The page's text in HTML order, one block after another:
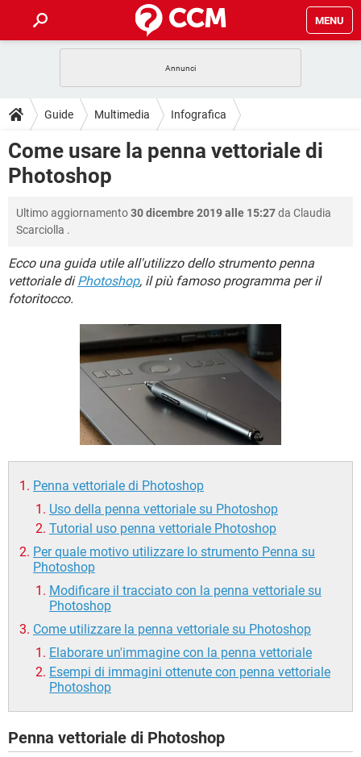
MENU
INTRATTENIMENTO ANDROID
iOS WINDOWS 10
INSTAGRAM
HARDWARE
GUIDE
COVID-19
INTRATTENIMENTO ANDROID
INSTAGRAM WHATSAPP
HARDWARE
DOWNLOAD
COVID-19
iOS
INSTAGRAM WHATSAPP
TIKTOK FACEBOOK
FORUM
COVID-19 GAMING
iOS WINDOWS 10
INSTAGRAM
FACEBOOK
GLOSSARIO
COVID-19 GAMING
INTRATTENIMENTO ANDROID
WHATSAPP
FACEBOOK
Guide Multimedia Infografica
Come usare la penna vettoriale di
Photoshop
Ultimo aggiornamento30 dicembre 2019 alle 15:27da Claudia
Scarciolla .
Ecco una guida utile all'utilizzo dello strumento penna
vettoriale diPhotoshop, il più famoso programma per il
fotoritocco.
Penna vettoriale di Photoshop
Uso della penna vettoriale su Photoshop
Tutorial uso penna vettoriale Photoshop
Per quale motivo utilizzare lo strumento Penna su
Photoshop
Modificare il tracciato con la penna vettoriale su
Photoshop
Come utilizzare la penna vettoriale su Photoshop
Elaborare un'immagine con la penna vettoriale
Esempi di immagini ottenute con penna vettoriale
Photoshop
Penna vettoriale di Photoshop